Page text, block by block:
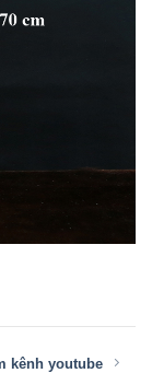
kênh youtube